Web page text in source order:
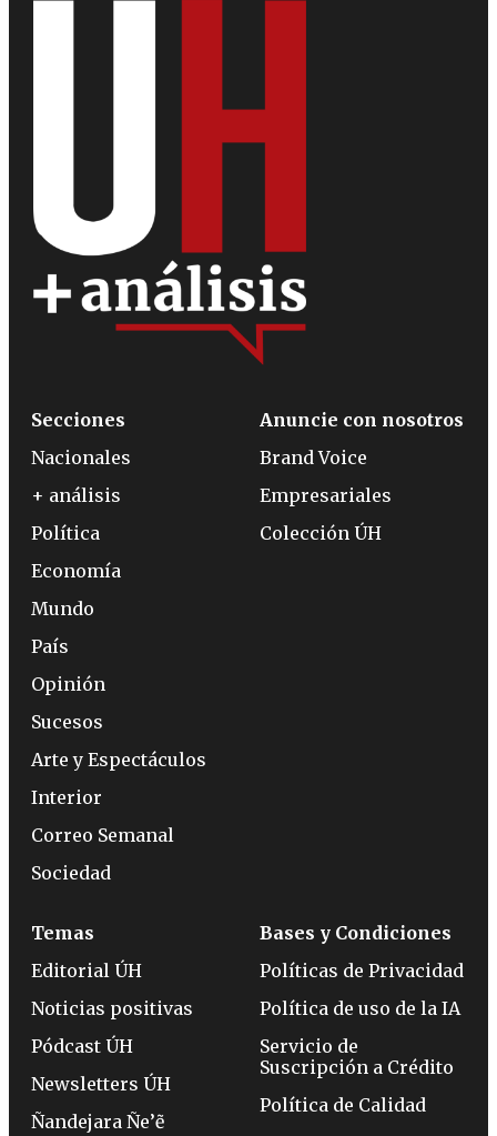
Secciones
Nacionales
+ análisis
Política
Economía
Mundo
País
Opinión
Sucesos
Arte y Espectáculos
Interior
Correo Semanal
Sociedad
Anuncie con nosotros
Brand Voice
Empresariales
Colección ÚH
Temas
Editorial ÚH
Noticias positivas
Pódcast ÚH
Newsletters ÚH
Ñandejara Ñe’ẽ
Bases y Condiciones
Políticas de Privacidad
Política de uso de la IA
Servicio de
Suscripción a Crédito
Política de Calidad